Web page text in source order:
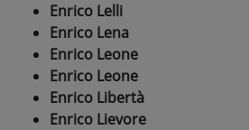
Enrico Lelli
Enrico Lena
Enrico Leone
Enrico Leone
Enrico Libertà
Enrico Lievore